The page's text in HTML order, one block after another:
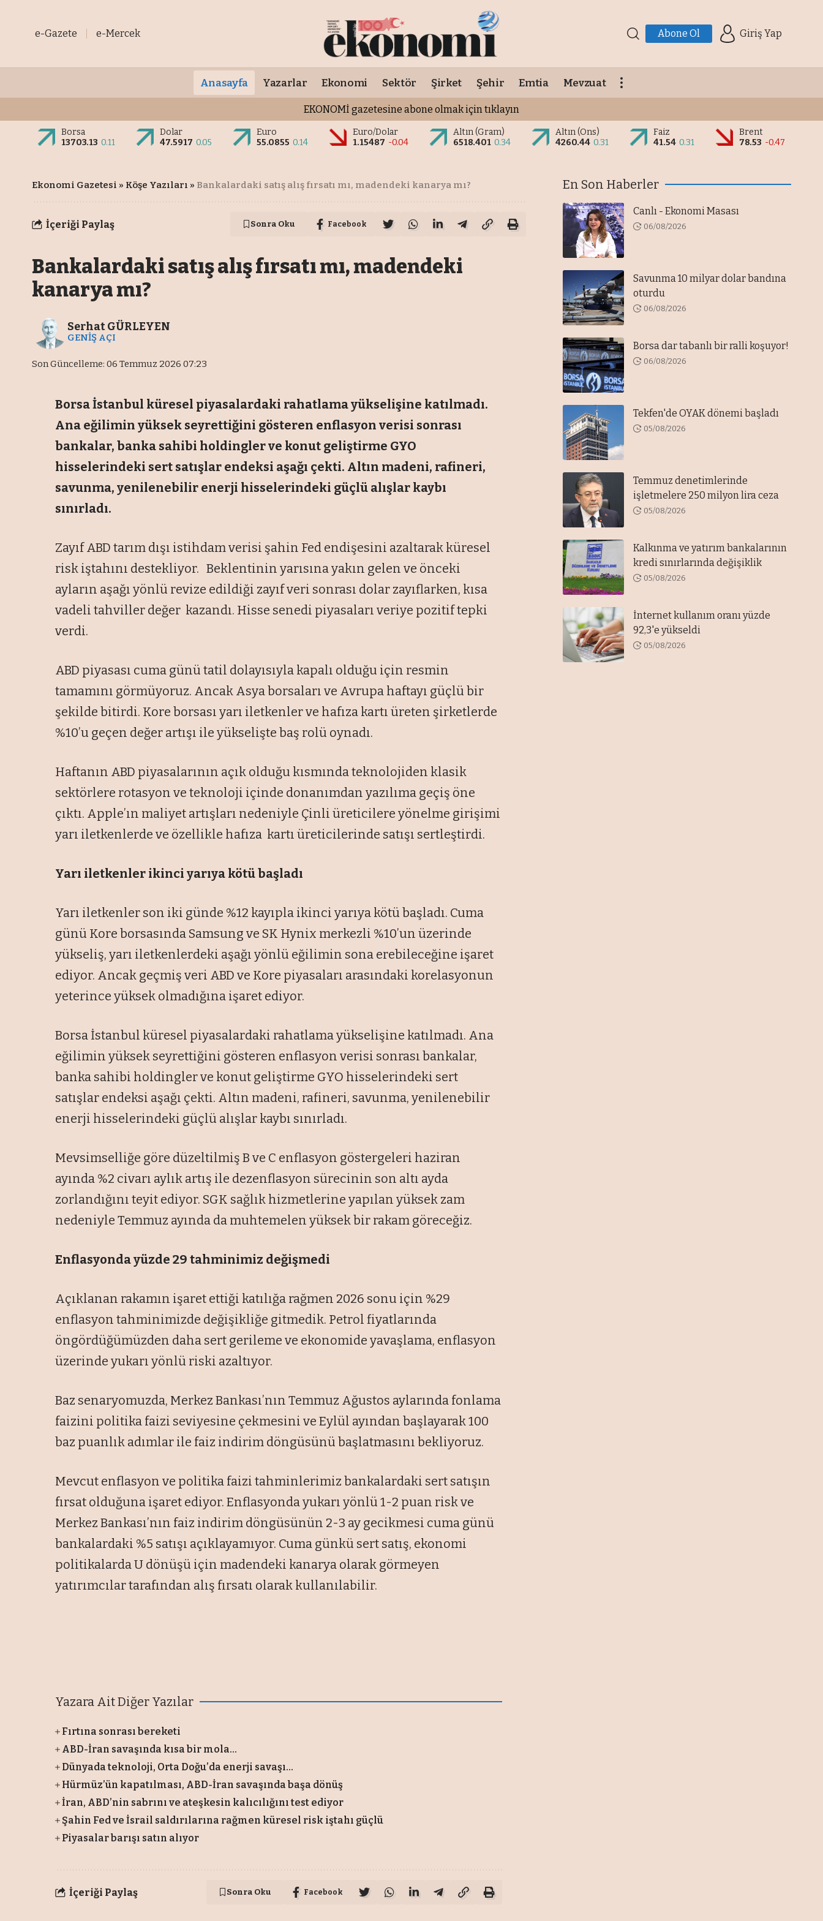
e-Gazete e-Mercek Abone Ol Giriş Yap
Anasayfa Yazarlar Ekonomi Sektör Şirket Şehir Emtia Mevzuat
EKONOMİ gazetesine abone olmak için tıklayın
Borsa
13703.13 0.11
Dolar
47.5917 0.05
Euro
55.0855 0.14
Euro/Dolar
1.15487 -0.04
Altın (Gram)
6518.401 0.34
Altın (Ons)
4260.44 0.31
Faiz
41.54 0.31
Brent
78.53 -0.47
Ekonomi Gazetesi » Köşe Yazıları » Bankalardaki satış alış fırsatı mı, madendeki kanarya mı?
İçeriği Paylaş Sonra Oku Facebook
Bankalardaki satış alış fırsatı mı, madendeki
kanarya mı?
Son Güncelleme: 06 Temmuz 2026 07:23
Serhat GÜRLEYEN
GENİŞ AÇI
Borsa İstanbul küresel piyasalardaki rahatlama yükselişine katılmadı.
Ana eğilimin yüksek seyrettiğini gösteren enflasyon verisi sonrası
bankalar, banka sahibi holdingler ve konut geliştirme GYO
hisselerindeki sert satışlar endeksi aşağı çekti. Altın madeni, rafineri,
savunma, yenilenebilir enerji hisselerindeki güçlü alışlar kaybı
sınırladı.
Zayıf ABD tarım dışı istihdam verisi şahin Fed endişesini azaltarak küresel
risk iştahını destekliyor. Beklentinin yarısına yakın gelen ve önceki
ayların aşağı yönlü revize edildiği zayıf veri sonrası dolar zayıflarken, kısa
vadeli tahviller değer kazandı. Hisse senedi piyasaları veriye pozitif tepki
verdi.
ABD piyasası cuma günü tatil dolayısıyla kapalı olduğu için resmin
tamamını görmüyoruz. Ancak Asya borsaları ve Avrupa haftayı güçlü bir
şekilde bitirdi. Kore borsası yarı iletkenler ve hafıza kartı üreten şirketlerde
%10’u geçen değer artışı ile yükselişte baş rolü oynadı.
Haftanın ABD piyasalarının açık olduğu kısmında teknolojiden klasik
sektörlere rotasyon ve teknoloji içinde donanımdan yazılıma geçiş öne
çıktı. Apple’ın maliyet artışları nedeniyle Çinli üreticilere yönelme girişimi
yarı iletkenlerde ve özellikle hafıza kartı üreticilerinde satışı sertleştirdi.
Yarı iletkenler ikinciyarıya kötü başladı
Yarı iletkenler son iki günde %12 kayıpla ikinci yarıya kötü başladı. Cuma
günü Kore borsasında Samsung ve SK Hynix merkezli %10’un üzerinde
yükseliş, yarı iletkenlerdeki aşağı yönlü eğilimin sona erebileceğine işaret
ediyor. Ancak geçmiş veri ABD ve Kore piyasaları arasındaki korelasyonun
yeterince yüksek olmadığına işaret ediyor.
Borsa İstanbul küresel piyasalardaki rahatlama yükselişine katılmadı. Ana
eğilimin yüksek seyrettiğini gösteren enflasyon verisi sonrası bankalar,
banka sahibi holdingler ve konut geliştirme GYO hisselerindeki sert
satışlar endeksi aşağı çekti. Altın madeni, rafineri, savunma, yenilenebilir
enerji hisselerindeki güçlü alışlar kaybı sınırladı.
Mevsimselliğe göre düzeltilmiş B ve C enflasyon göstergeleri haziran
ayında %2 civarı aylık artış ile dezenflasyon sürecinin son altı ayda
zorlandığını teyit ediyor. SGK sağlık hizmetlerine yapılan yüksek zam
nedeniyle Temmuz ayında da muhtemelen yüksek bir rakam göreceğiz.
Enflasyonda yüzde 29tahminimiz değişmedi
Açıklanan rakamın işaret ettiği katılığa rağmen 2026 sonu için %29
enflasyon tahminimizde değişikliğe gitmedik. Petrol fiyatlarında
öngördüğümüzden daha sert gerileme ve ekonomide yavaşlama, enflasyon
üzerinde yukarı yönlü riski azaltıyor.
Baz senaryomuzda, Merkez Bankası’nın Temmuz Ağustos aylarında fonlama
faizini politika faizi seviyesine çekmesini ve Eylül ayından başlayarak 100
baz puanlık adımlar ile faiz indirim döngüsünü başlatmasını bekliyoruz.
Mevcut enflasyon ve politika faizi tahminlerimiz bankalardaki sert satışın
fırsat olduğuna işaret ediyor. Enflasyonda yukarı yönlü 1-2 puan risk ve
Merkez Bankası’nın faiz indirim döngüsünün 2-3 ay gecikmesi cuma günü
bankalardaki %5 satışı açıklayamıyor. Cuma günkü sert satış, ekonomi
politikalarda U dönüşü için madendeki kanarya olarak görmeyen
yatırımcılar tarafından alış fırsatı olarak kullanılabilir.
Yazara Ait Diğer Yazılar
Fırtına sonrası bereketi
ABD-İran savaşında kısa bir mola...
Dünyada teknoloji, Orta Doğu’da enerji savaşı...
Hürmüz’ün kapatılması, ABD-İran savaşında başa dönüş
İran, ABD’nin sabrını ve ateşkesin kalıcılığını test ediyor
Şahin Fed ve İsrail saldırılarına rağmen küresel risk iştahı güçlü
Piyasalar barışı satın alıyor
İçeriği Paylaş Sonra Oku Facebook
En Son Haberler
Canlı - Ekonomi Masası
06/08/2026
Savunma 10 milyar dolar bandına
oturdu
06/08/2026
Borsa dar tabanlı bir ralli koşuyor!
06/08/2026
Tekfen'de OYAK dönemi başladı
05/08/2026
Temmuz denetimlerinde
işletmelere 250 milyon lira ceza
05/08/2026
Kalkınma ve yatırım bankalarının
kredi sınırlarında değişiklik
05/08/2026
İnternet kullanım oranı yüzde
92,3'e yükseldi
05/08/2026